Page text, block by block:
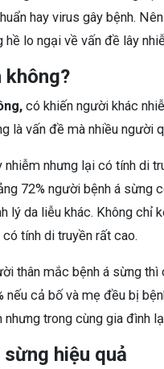
hay virus gây bệnh. Nên
lo ngại về vấn đề lây
không?
có khiến người khác
là vấn đề mà nhiều người
nhưng lại có tính di
72% người bệnh á sừng
lý da liễu khác. Không chỉ
tính di truyền rất cao.
thân mắc bệnh á sừng
nếu cả bố và mẹ đều bị
trong cùng gia đình
hiệu quả